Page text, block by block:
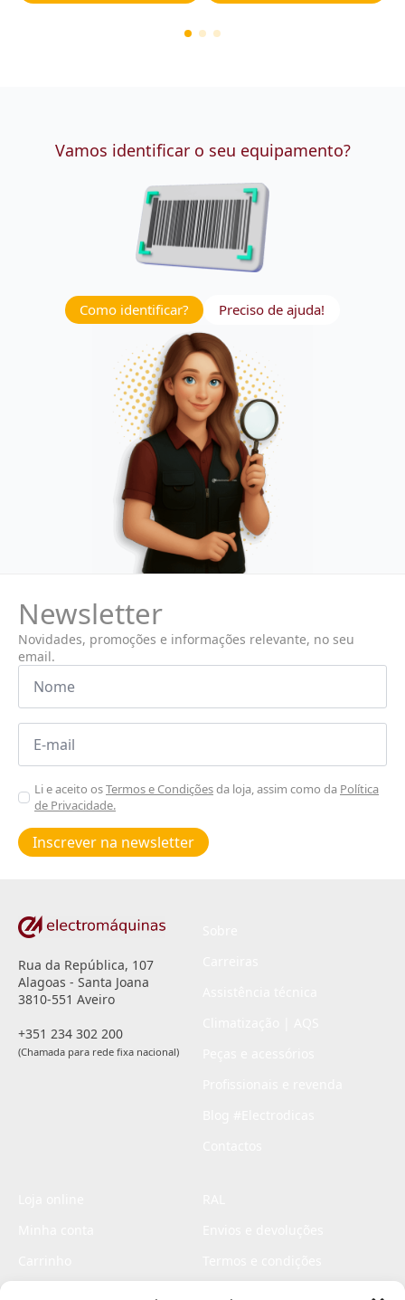
Vamos identificar o seu equipamento?
Como identificar? Preciso de ajuda!
Newsletter
Novidades, promoções e informações relevante, no seu
email.
Nome
Email
Aceitar
Poiticas
de
privacidade
Li e aceito osTermos e Condiçõesda loja, assim como da Política
de Privacidade.
Inscrever na newsletter
Rua da República, 107
Alagoas - Santa Joana
3810-551 Aveiro
+351 234 302 200
(Chamada para rede fixa nacional)